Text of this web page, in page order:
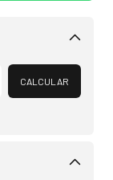
Alterar CEP
CALCULAR